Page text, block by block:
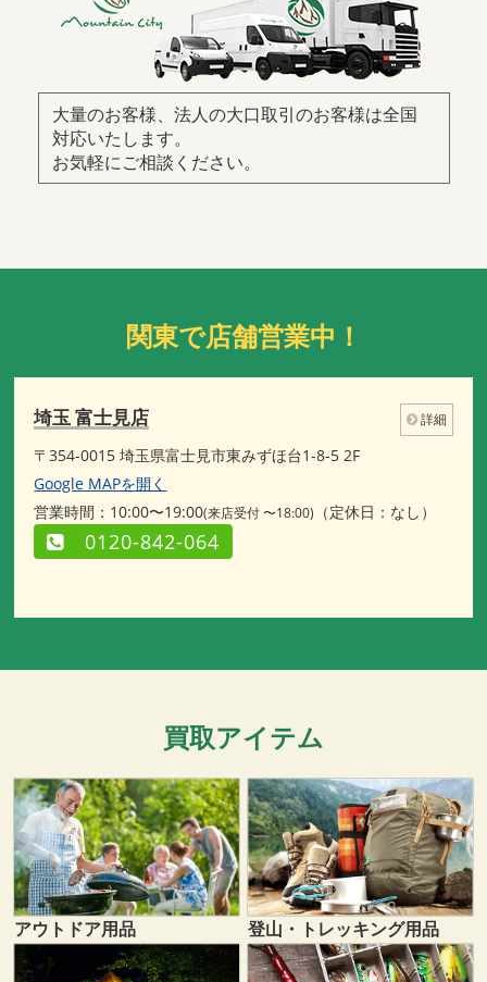
大量のお客様、法人の大口取引のお客様は全国
対応いたします。
お気軽にご相談ください。
関東で店舗営業中！
埼玉 富士見店 詳細
〒354-0015 埼玉県富士見市東みずほ台1-8-5 2F
Google MAPを開く
営業時間：10:00〜19:00(来店受付 〜18:00) （定休日：なし）
0120-842-064
買取アイテム
アウトドア用品 登山・トレッキング用品